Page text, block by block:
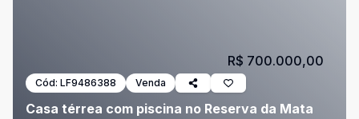
Cód: LF9486388 Venda
Casa térrea com piscina no Reserva da Mata
R$ 700.000,00